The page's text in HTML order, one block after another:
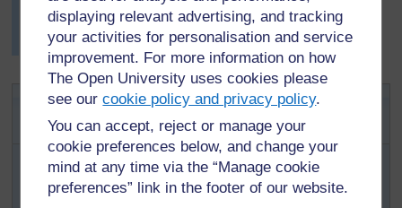
displaying relevant advertising, and tracking
your activities for personalisation and service
improvement. For more information on how
The Open University uses cookies please
see ourcookie policy and privacy policy.
You can accept, reject or manage your
cookie preferences below, and change your
mind at any time via the “Manage cookie
preferences” link in the footer of our website.
rejea nyenzo rejea 2:
Kudadisi kazi za sanaa.
Shughuli ya 1: Kuwaza kwa
undani maisha ya zamani
Kwanza jisomeeNyenzo rejea 3: Historia ya
teknolojia
mwenyewe kupata mawazo kuhusu teknolojia ya